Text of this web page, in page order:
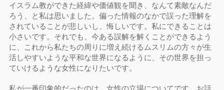
イスラム教ができた経緯や価値観を聞き、なんて素敵なんだ
ろう、と私は思いました。偏った情報のなかで誤った理解を
されていることが悲しいし、悔しいです。私にできることは
小さいです。それでも、今ある誤解を解くことができるよう
に、これから私たちの周りに増え続けるムスリムの方々が生
活しやすいような平和な世界になるように、その世界を担っ
ていけるような女性になりたいです。